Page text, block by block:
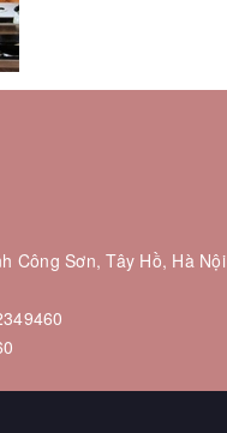
Công Sơn, Tây Hồ, Hà Nội